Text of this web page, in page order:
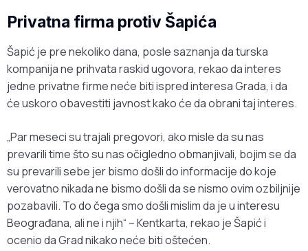
Privatna firma protiv Šapića
Šapić je pre nekoliko dana, posle saznanja da turska
kompanija ne prihvata raskid ugovora, rekao da interes
jedne privatne firme neće biti ispred interesa Grada, i da
će uskoro obavestiti javnost kako će da obrani taj interes.
„Par meseci su trajali pregovori, ako misle da su nas
prevarili time što su nas očigledno obmanjivali, bojim se da
su prevarili sebe jer bismo došli do informacije do koje
verovatno nikada ne bismo došli da se nismo ovim ozbiljnije
pozabavili. To do čega smo došli mislim da je u interesu
Beograđana, ali ne i njih“ – Kentkarta, rekao je Šapić i
ocenio da Grad nikako neće biti oštećen.